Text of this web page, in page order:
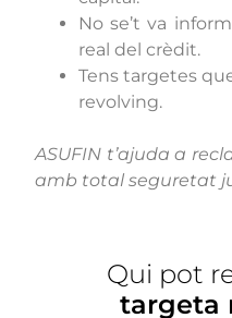
No se’t va
real del crèdit.
Tens targetes
revolving.
ASUFIN t’ajuda a
amb total seguretat
Qui pot
targeta